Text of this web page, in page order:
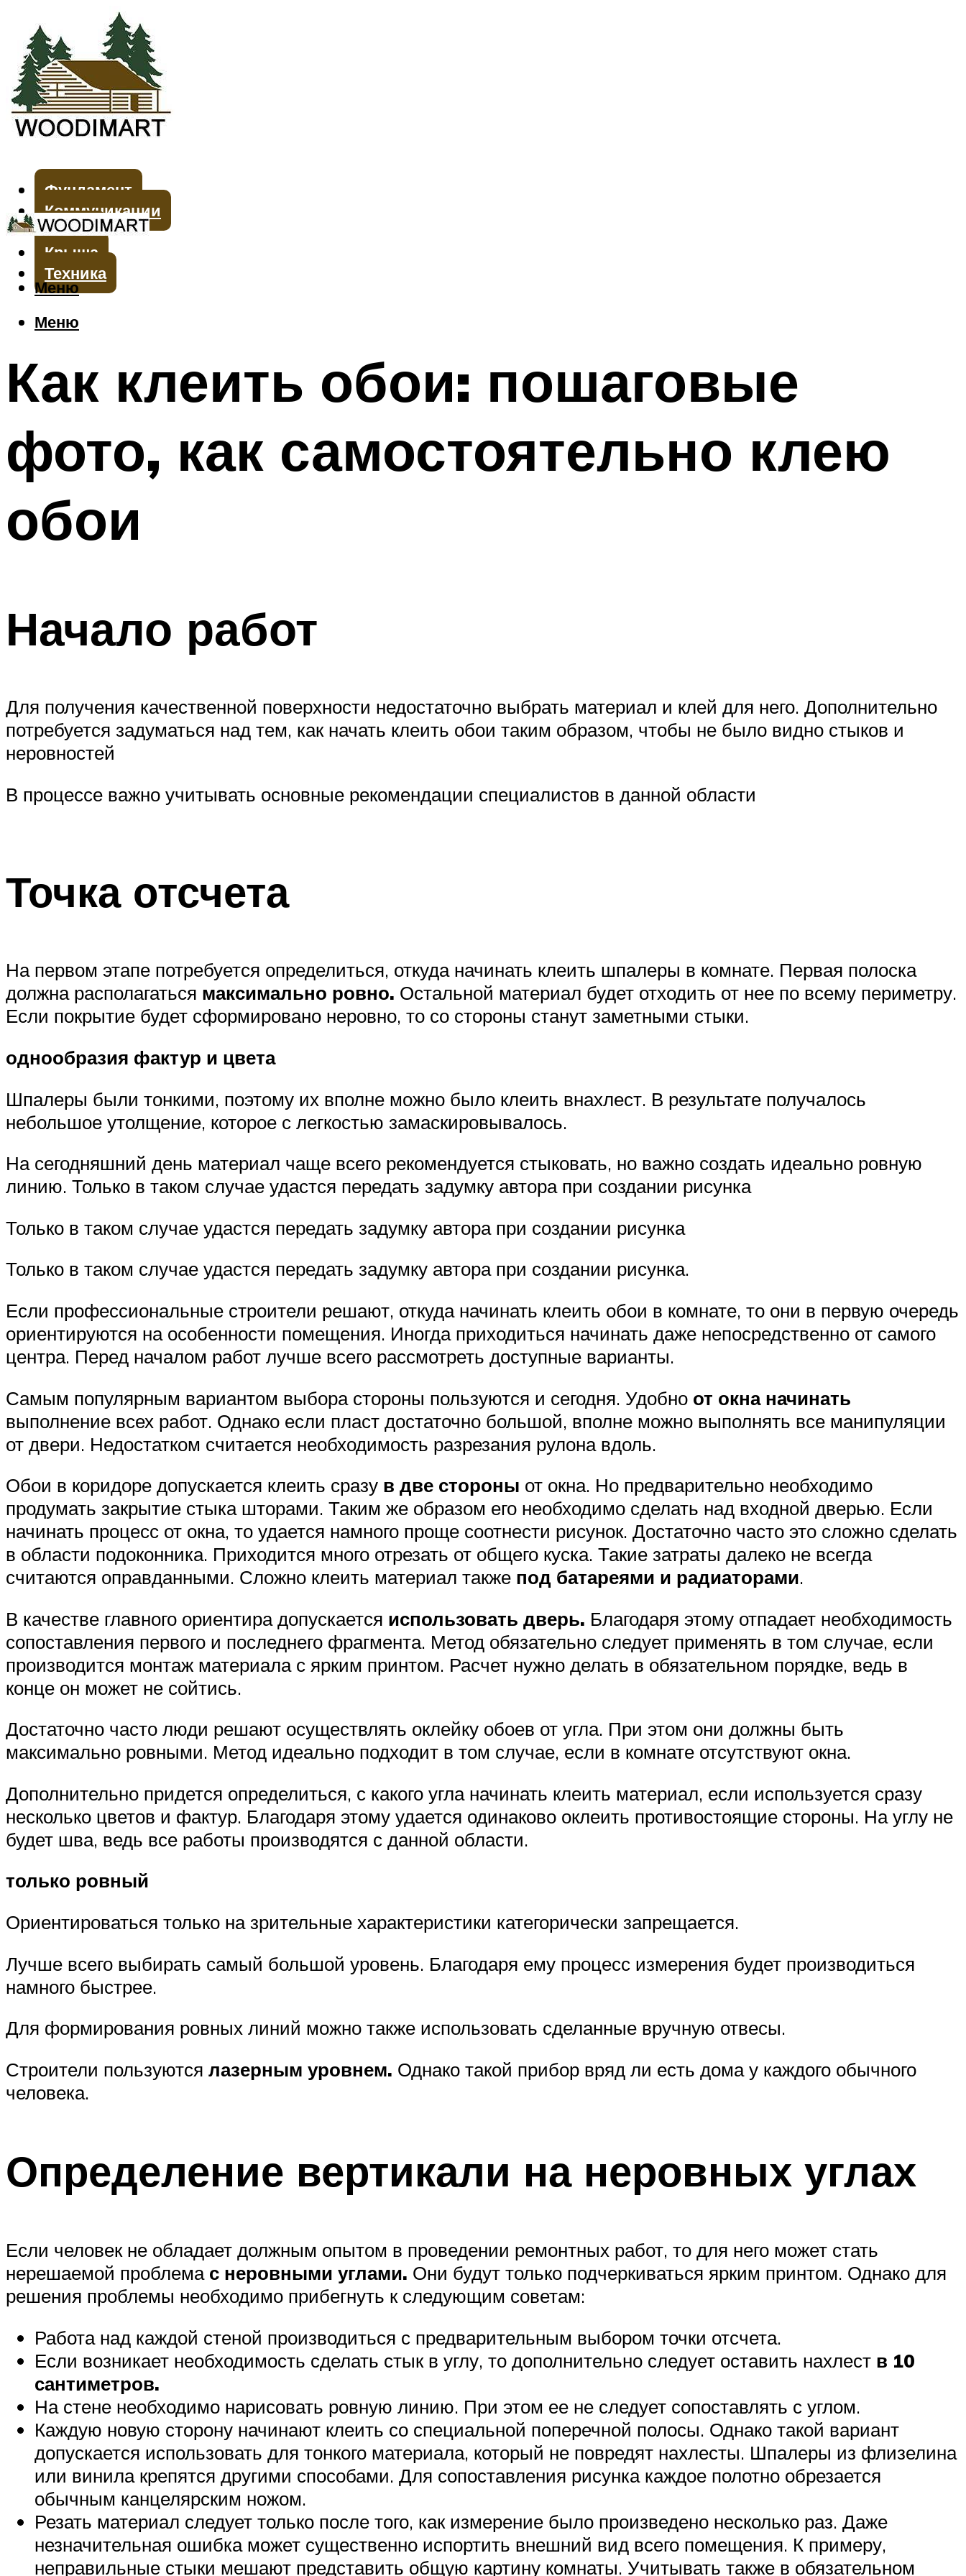
Фундамент
Коммуникации
Стены
Крыша
Техника
Меню
Меню
Как клеить обои: пошаговые
фото, как самостоятельно клею
обои
Начало работ
Для получения качественной поверхности недостаточно выбрать материал и клей для него. Дополнительно
потребуется задуматься над тем, как начать клеить обои таким образом, чтобы не было видно стыков и
неровностей
В процессе важно учитывать основные рекомендации специалистов в данной области
Точка отсчета
На первом этапе потребуется определиться, откуда начинать клеить шпалеры в комнате. Первая полоска
должна располагаться максимально ровно. Остальной материал будет отходить от нее по всему периметру.
Если покрытие будет сформировано неровно, то со стороны станут заметными стыки.
однообразия фактур и цвета
Шпалеры были тонкими, поэтому их вполне можно было клеить внахлест. В результате получалось
небольшое утолщение, которое с легкостью замаскировывалось.
На сегодняшний день материал чаще всего рекомендуется стыковать, но важно создать идеально ровную
линию. Только в таком случае удастся передать задумку автора при создании рисунка
Только в таком случае удастся передать задумку автора при создании рисунка
Только в таком случае удастся передать задумку автора при создании рисунка.
Если профессиональные строители решают, откуда начинать клеить обои в комнате, то они в первую очередь
ориентируются на особенности помещения. Иногда приходиться начинать даже непосредственно от самого
центра. Перед началом работ лучше всего рассмотреть доступные варианты.
Самым популярным вариантом выбора стороны пользуются и сегодня. Удобно от окна начинать
выполнение всех работ. Однако если пласт достаточно большой, вполне можно выполнять все манипуляции
от двери. Недостатком считается необходимость разрезания рулона вдоль.
Обои в коридоре допускается клеить сразу в две стороны от окна. Но предварительно необходимо
продумать закрытие стыка шторами. Таким же образом его необходимо сделать над входной дверью. Если
начинать процесс от окна, то удается намного проще соотнести рисунок. Достаточно часто это сложно сделать
в области подоконника. Приходится много отрезать от общего куска. Такие затраты далеко не всегда
считаются оправданными. Сложно клеить материал также под батареями и радиаторами.
В качестве главного ориентира допускается использовать дверь. Благодаря этому отпадает необходимость
сопоставления первого и последнего фрагмента. Метод обязательно следует применять в том случае, если
производится монтаж материала с ярким принтом. Расчет нужно делать в обязательном порядке, ведь в
конце он может не сойтись.
Достаточно часто люди решают осуществлять оклейку обоев от угла. При этом они должны быть
максимально ровными. Метод идеально подходит в том случае, если в комнате отсутствуют окна.
Дополнительно придется определиться, с какого угла начинать клеить материал, если используется сразу
несколько цветов и фактур. Благодаря этому удается одинаково оклеить противостоящие стороны. На углу не
будет шва, ведь все работы производятся с данной области.
только ровный
Ориентироваться только на зрительные характеристики категорически запрещается.
Лучше всего выбирать самый большой уровень. Благодаря ему процесс измерения будет производиться
намного быстрее.
Для формирования ровных линий можно также использовать сделанные вручную отвесы.
Строители пользуются лазерным уровнем. Однако такой прибор вряд ли есть дома у каждого обычного
человека.
Определение вертикали на неровных углах
Если человек не обладает должным опытом в проведении ремонтных работ, то для него может стать
нерешаемой проблемас неровными углами. Они будут только подчеркиваться ярким принтом. Однако для
решения проблемы необходимо прибегнуть к следующим советам:
Работа над каждой стеной производиться с предварительным выбором точки отсчета.
Если возникает необходимость сделать стык в углу, то дополнительно следует оставить нахлест в 10
сантиметров.
На стене необходимо нарисовать ровную линию. При этом ее не следует сопоставлять с углом.
Каждую новую сторону начинают клеить со специальной поперечной полосы. Однако такой вариант
допускается использовать для тонкого материала, который не повредят нахлесты. Шпалеры из флизелина
или винила крепятся другими способами. Для сопоставления рисунка каждое полотно обрезается
обычным канцелярским ножом.
Резать материал следует только после того, как измерение было произведено несколько раз. Даже
незначительная ошибка может существенно испортить внешний вид всего помещения. К примеру,
неправильные стыки мешают представить общую картину комнаты. Учитывать также в обязательном